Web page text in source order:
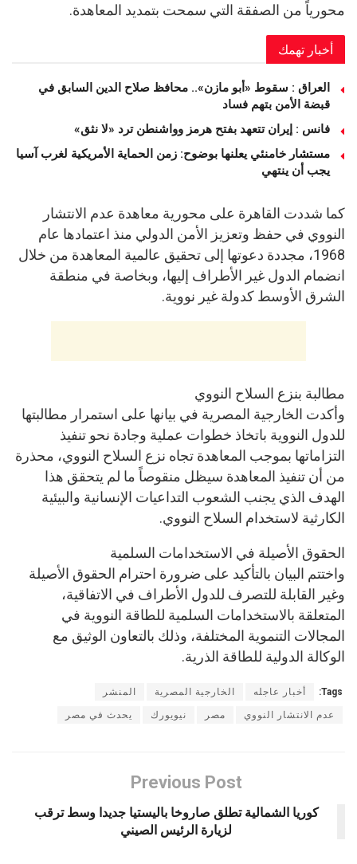
محورياً من الصفقة التي سمحت بتمديد المعاهدة.
أخبار تهمك
العراق : سقوط «أبو مازن».. محافظ صلاح الدين السابق في
قبضة الأمن بتهم فساد
فانس : إيران تتعهد بفتح هرمز وواشنطن ترد «لا نثق»
مستشار خامنئي يعلنها بوضوح: زمن الحماية الأمريكية لغرب آسيا
يجب أن ينتهي
كما شددت القاهرة على محورية معاهدة عدم الانتشار
النووي في حفظ وتعزيز الأمن الدولي منذ اعتمادها عام
1968، مجددة دعوتها إلى تحقيق عالمية المعاهدة من خلال
انضمام الدول غير الأطراف إليها، وبخاصة في منطقة
الشرق الأوسط كدولة غير نووية.
مطالبة بنزع السلاح النووي
وأكدت الخارجية المصرية في بيانها على استمرار مطالبتها
للدول النووية باتخاذ خطوات عملية وجادة نحو تنفيذ
التزاماتها بموجب المعاهدة تجاه نزع السلاح النووي، محذرة
من أن تنفيذ المعاهدة سيظل منقوصاً ما لم يتحقق هذا
الهدف الذي يجنب الشعوب التداعيات الإنسانية والبيئية
الكارثية لاستخدام السلاح النووي.
الحقوق الأصيلة في الاستخدامات السلمية
واختتم البيان بالتأكيد على ضرورة احترام الحقوق الأصيلة
وغير القابلة للتصرف للدول الأطراف في الاتفاقية،
المتعلقة بالاستخدامات السلمية للطاقة النووية في
المجالات التنموية المختلفة، وذلك بالتعاون الوثيق مع
الوكالة الدولية للطاقة الذرية.
Tags: أخبار عاجله الخارجية المصرية المنشر
عدم الانتشار النووي مصر نيويورك يحدث في مصر
Previous Post
كوريا الشمالية تطلق صاروخا باليستيا جديدا وسط ترقب
لزيارة الرئيس الصيني